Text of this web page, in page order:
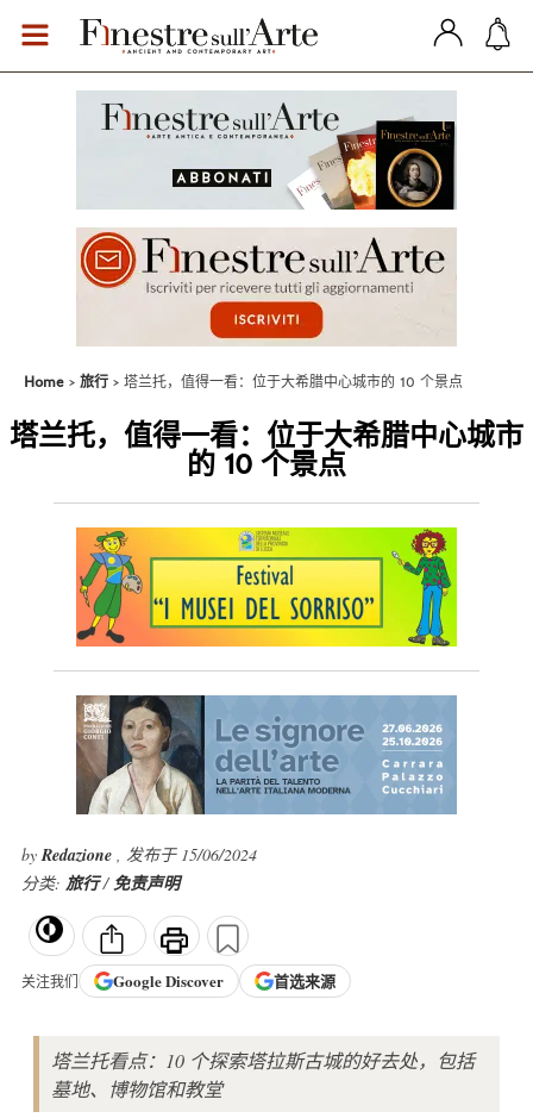
Home 旅行 塔兰托，值得一看：位于大希腊中心城市的 10 个景点
塔兰托，值得一看：位于大希腊中心城市
的 10 个景点
byRedazione , 发布于 15/06/2024
分类: 旅行/免责声明
关注我们 GoogleDiscover 首选来源
塔兰托看点：10 个探索塔拉斯古城的好去处，包括
墓地、博物馆和教堂